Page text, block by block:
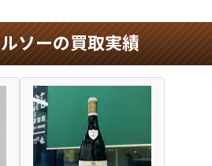
ソーの買取実績